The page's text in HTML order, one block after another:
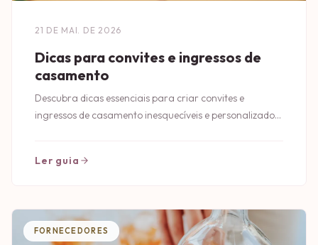
21 DE MAI. DE 2026
Dicas para convites e ingressos de
casamento
Descubra dicas essenciais para criar convites e
ingressos de casamento inesquecíveis e personalizados.
Ler guia
FORNECEDORES